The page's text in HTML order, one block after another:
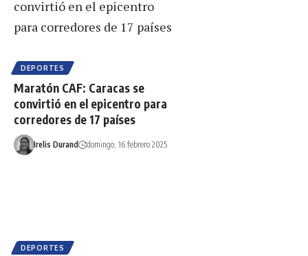
DEPORTES
Maratón CAF: Caracas se
convirtió en el epicentro para
corredores de 17 países
Irelis Durand domingo, 16 febrero 2025
DEPORTES